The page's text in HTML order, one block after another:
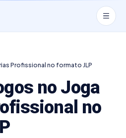
Profissional no formato JLP
no Joga
no